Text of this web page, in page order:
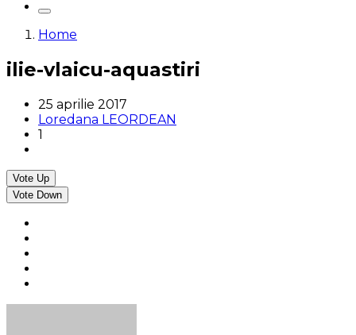
Home
ilie-vlaicu-aquastiri
25 aprilie 2017
Loredana LEORDEAN
1
Vote Up
Vote Down